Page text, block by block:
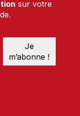
sur votre